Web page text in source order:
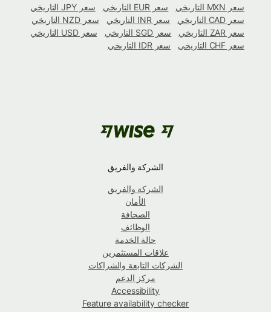
سعر MXN التاريخي
سعر EUR التاريخي
سعر JPY التاريخي
سعر CAD التاريخي
سعر INR التاريخي
سعر NZD التاريخي
سعر ZAR التاريخي
سعر SGD التاريخي
سعر USD التاريخي
سعر CHF التاريخي
سعر IDR التاريخي
الشركة والفريق
الشركة والفريق
الأمان
الصحافة
الوظائف
حالة الخدمة
علاقات المستثمرين
الشركات التابعة والشراكات
مركز الدعم
Accessibility
Feature availability checker